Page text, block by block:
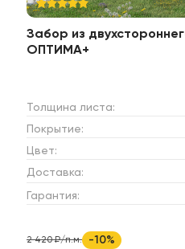
Забор из
ОПТИМА+
Толщина листа:
Покрытие:
Цвет:
Доставка:
Гарантия:
2 420 ₽/п.м. -10%